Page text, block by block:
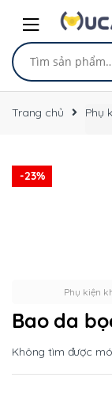
navigation
content
Tìm
kiếm:
Trang chủ Phụ
-23%
Phụ kiện
Bao da
Không tìm được